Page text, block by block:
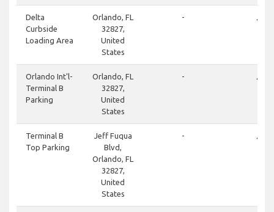
Delta
Curbside
Loading Area
Orlando, FL
32827,
United
States
- done
Orlando Int'l-
Terminal B
Parking
Orlando, FL
32827,
United
States
- done
Terminal B
Top Parking
Jeff Fuqua
Blvd,
Orlando, FL
32827,
United
States
- done